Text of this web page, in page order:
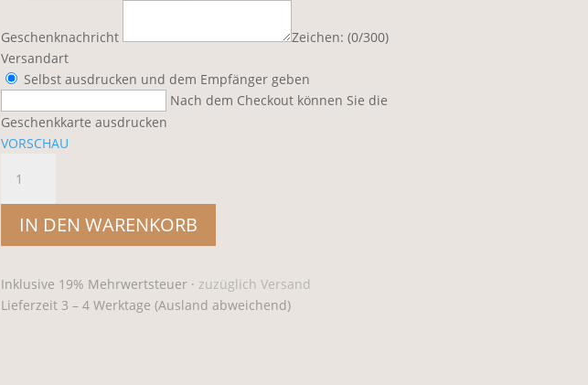
Geschenknachricht Zeichen: (0/300)
Versandart
Selbst ausdrucken und dem Empfänger geben
Nach dem Checkout können Sie die
Geschenkkarte ausdrucken
VORSCHAU
vom
Weingut
Trautwein
Menge
IN DEN WARENKORB
Inklusive 19% Mehrwertsteuer · zuzüglich Versand
Lieferzeit 3 – 4 Werktage (Ausland abweichend)